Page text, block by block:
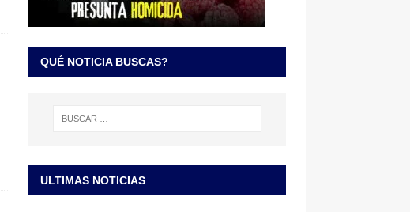
QUÉ NOTICIA BUSCAS?
ULTIMAS NOTICIAS